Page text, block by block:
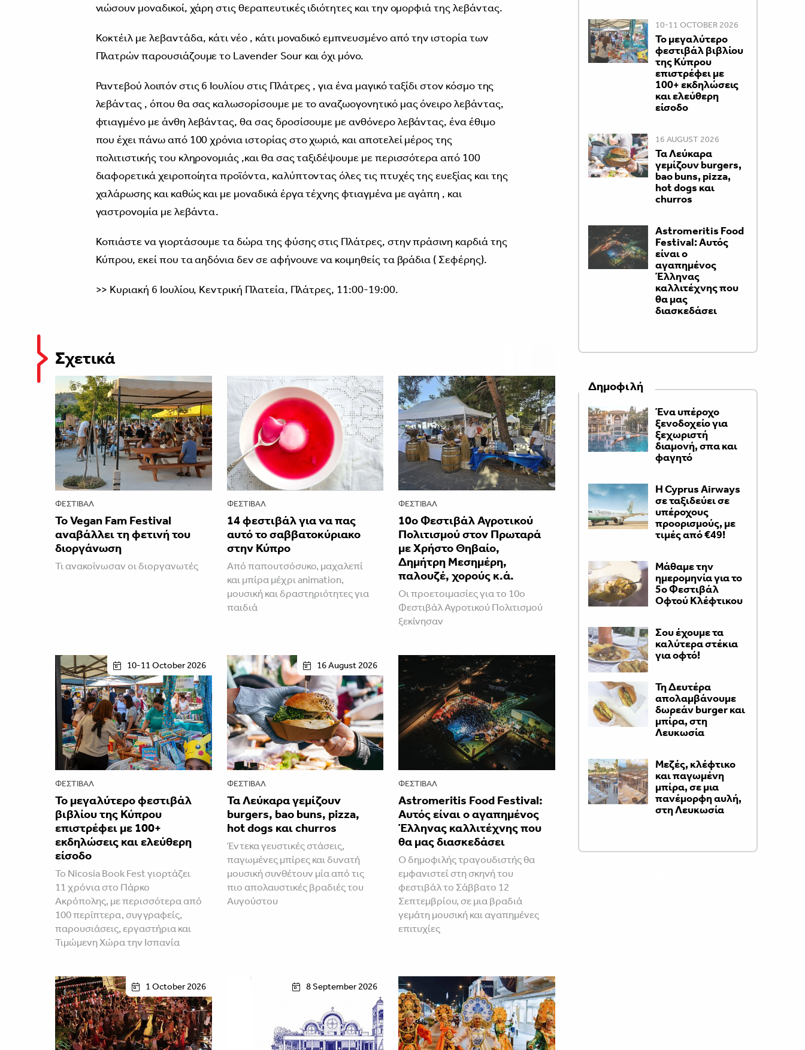
νιώσουν μοναδικοί, χάρη στις θεραπευτικές ιδιότητες και την ομορφιά της λεβάντας.
Κοκτέιλ με λεβαντάδα, κάτι νέο , κάτι μοναδικό εμπνευσμένο από την ιστορία των
Πλατρών παρουσιάζουμε το Lavender Sour και όχι μόνο.
Ραντεβού λοιπόν στις 6 Ιουλίου στις Πλάτρες , για ένα μαγικό ταξίδι στον κόσμο της
λεβάντας , όπου θα σας καλωσορίσουμε με το αναζωογονητικό μας όνειρο λεβάντας,
φτιαγμένο με άνθη λεβάντας, θα σας δροσίσουμε με ανθόνερο λεβάντας, ένα έθιμο
που έχει πάνω από 100 χρόνια ιστορίας στο χωριό, και αποτελεί μέρος της
πολιτιστικής του κληρονομιάς ,και θα σας ταξιδέψουμε με περισσότερα από 100
διαφορετικά χειροποίητα προϊόντα, καλύπτοντας όλες τις πτυχές της ευεξίας και της
χαλάρωσης και καθώς και με μοναδικά έργα τέχνης φτιαγμένα με αγάπη , και
γαστρονομία με λεβάντα.
Κοπιάστε να γιορτάσουμε τα δώρα της φύσης στις Πλάτρες, στην πράσινη καρδιά της
Κύπρου, εκεί που τα αηδόνια δεν σε αφήνουνε να κοιμηθείς τα βράδια ( Σεφέρης).
>> Κυριακή 6 Ιουλίου, Κεντρική Πλατεία, Πλάτρες, 11:00-19:00.
Σχετικά
ΦΕΣΤΙΒΑΛ
Το Vegan Fam Festival
αναβάλλει τη φετινή του
διοργάνωση
Τι ανακοίνωσαν οι διοργανωτές
ΦΕΣΤΙΒΑΛ
14 φεστιβάλ για να πας
αυτό το σαββατοκύριακο
στην Κύπρο
Από παπουτσόσυκο, μαχαλεπί
και μπίρα μέχρι animation,
μουσική και δραστηριότητες για
παιδιά
ΦΕΣΤΙΒΑΛ
10ο Φεστιβάλ Αγροτικού
Πολιτισμού στον Πρωταρά
με Χρήστο Θηβαίο,
Δημήτρη Μεσημέρη,
παλουζέ, χορούς κ.ά.
Οι προετοιμασίες για το 10ο
Φεστιβάλ Αγροτικού Πολιτισμού
ξεκίνησαν
10-11 October 2026
ΦΕΣΤΙΒΑΛ
Το μεγαλύτερο φεστιβάλ
βιβλίου της Κύπρου
επιστρέφει με 100+
εκδηλώσεις και ελεύθερη
είσοδο
Το Nicosia Book Fest γιορτάζει
11 χρόνια στο Πάρκο
Ακρόπολης, με περισσότερα από
100 περίπτερα, συγγραφείς,
παρουσιάσεις, εργαστήρια και
Τιμώμενη Χώρα την Ισπανία
16 August 2026
ΦΕΣΤΙΒΑΛ
Τα Λεύκαρα γεμίζουν
burgers, bao buns, pizza,
hot dogs και churros
Έντεκα γευστικές στάσεις,
παγωμένες μπίρες και δυνατή
μουσική συνθέτουν μία από τις
πιο απολαυστικές βραδιές του
Αυγούστου
ΦΕΣΤΙΒΑΛ
Astromeritis Food Festival:
Αυτός είναι ο αγαπημένος
Έλληνας καλλιτέχνης που
θα μας διασκεδάσει
Ο δημοφιλής τραγουδιστής θα
εμφανιστεί στη σκηνή του
φεστιβάλ το Σάββατο 12
Σεπτεμβρίου, σε μια βραδιά
γεμάτη μουσική και αγαπημένες
επιτυχίες
1 October 2026 8 September 2026
10-11 OCTOBER 2026
Το μεγαλύτερο
φεστιβάλ βιβλίου
της Κύπρου
επιστρέφει με
100+ εκδηλώσεις
και ελεύθερη
είσοδο
16 AUGUST 2026
Τα Λεύκαρα
γεμίζουν burgers,
bao buns, pizza,
hot dogs και
churros
Astromeritis Food
Festival: Αυτός
είναι ο
αγαπημένος
Έλληνας
καλλιτέχνης που
θα μας
διασκεδάσει
Δημοφιλή
Ένα υπέροχο
ξενοδοχείο για
ξεχωριστή
διαμονή, σπα και
φαγητό
H Cyprus Airways
σε ταξιδεύει σε
υπέροχους
προορισμούς, με
τιμές από €49!
Μάθαμε την
ημερομηνία για το
5ο Φεστιβάλ
Οφτού Κλέφτικου
Σου έχουμε τα
καλύτερα στέκια
για οφτό!
Τη Δευτέρα
απολαμβάνουμε
δωρεάν burger και
μπίρα, στη
Λευκωσία
Μεζές, κλέφτικο
και παγωμένη
μπίρα, σε μια
πανέμορφη αυλή,
στη Λευκωσία